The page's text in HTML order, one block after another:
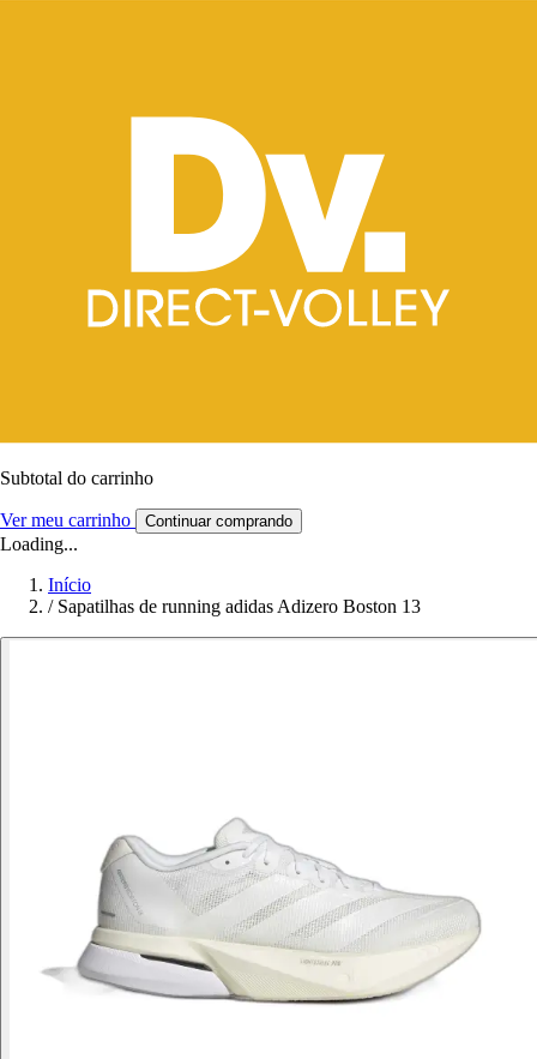
Subtotal do carrinho
Ver meu carrinho Continuar comprando
Loading...
Início
/ Sapatilhas de running adidas Adizero Boston 13